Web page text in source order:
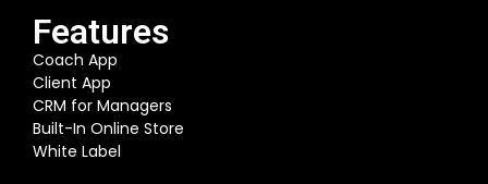
Features
Coach App
Client App
CRM for Managers
Built-In Online Store
White Label